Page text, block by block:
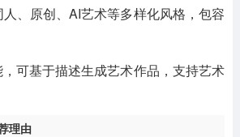
、原创、AI艺术等多样化风格，包容
可基于描述生成艺术作品，支持艺术
理由